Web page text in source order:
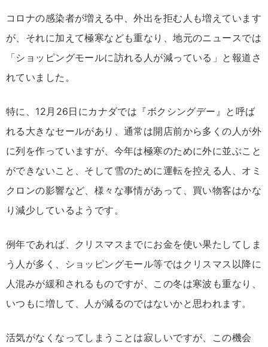
コロナの感染者が増える中、外出を拒む人も増えています
が、それに加えて極寒なども重なり、地元のニュースでは
「ショッピングモールに訪れる人が減っている」と報道さ
れていました。
特に、12月26日にカナダでは『ボクシングデー』と呼ば
れる大きなセールがあり、通常は開店前から多くの人が外
に列を作っていますが、今年は極寒のために外に並ぶこと
ができないこと、そして雪のために運転を控える人、オミ
クロンの影響など、様々な事情があって、買い物客はかな
り減少しているようです。
例年であれば、クリスマスまでにお金を使い果たしてしま
う人が多く、ショッピングモール等ではクリスマス以降に
人混みが緩和されるものですが、この冬は寒波も重なり、
いつもに増して、人が減るのではないかと思われます。
活気がなくなってしまうことは寂しいですが、この機会